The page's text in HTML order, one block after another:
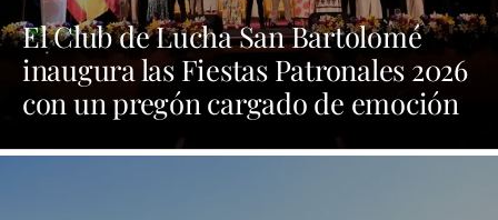
El Club de Lucha San Bartolomé
inaugura las Fiestas Patronales 2026
con un pregón cargado de emoción